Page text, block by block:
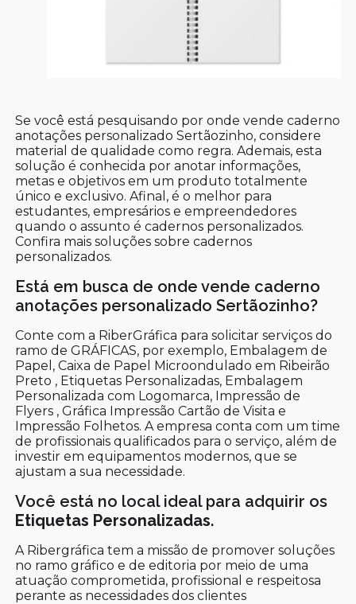
Se você está pesquisando por onde vende caderno
anotações personalizado Sertãozinho, considere
material de qualidade como regra. Ademais, esta
solução é conhecida por anotar informações,
metas e objetivos em um produto totalmente
único e exclusivo. Afinal, é o melhor para
estudantes, empresários e empreendedores
quando o assunto é cadernos personalizados.
Confira mais soluções sobre cadernos
personalizados.
Está em busca de onde vende caderno
anotações personalizado Sertãozinho?
Conte com a RiberGráfica para solicitar serviços do
ramo de GRÁFICAS, por exemplo, Embalagem de
Papel, Caixa de Papel Microondulado em Ribeirão
Preto , Etiquetas Personalizadas, Embalagem
Personalizada com Logomarca, Impressão de
Flyers , Gráfica Impressão Cartão de Visita e
Impressão Folhetos. A empresa conta com um time
de profissionais qualificados para o serviço, além de
investir em equipamentos modernos, que se
ajustam a sua necessidade.
Você está no local ideal para adquirir os
Etiquetas Personalizadas.
A Ribergráfica tem a missão de promover soluções
no ramo gráfico e de editoria por meio de uma
atuação comprometida, profissional e respeitosa
perante as necessidades dos clientes